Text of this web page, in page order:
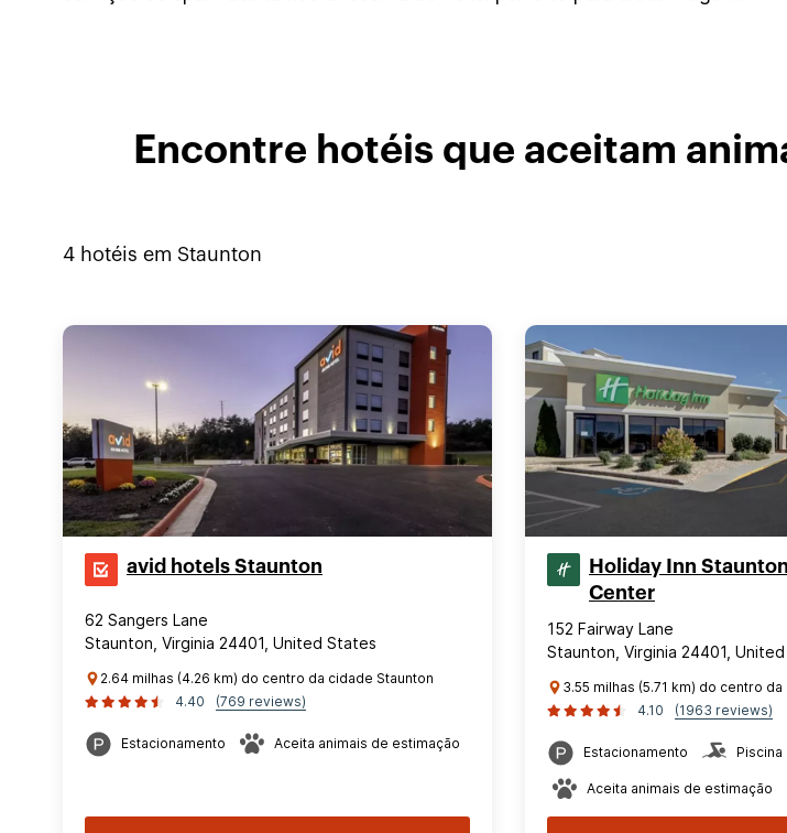
Encontre hotéis que aceitam
4 hotéis em Staunton
avid hotels Staunton
62 Sangers Lane
Staunton, Virginia 24401, United States
2.64 milhas (4.26 km) do centro da cidade Staunton
4.40
(769 reviews)
Estacionamento Aceita animais de estimação
Holiday Inn
Center
152 Fairway Lane
Staunton, Virginia 24401,
3.55 milhas (5.71 km) do centro
4.10
(1963 reviews)
Estacionamento Piscina
Aceita animais de estimação